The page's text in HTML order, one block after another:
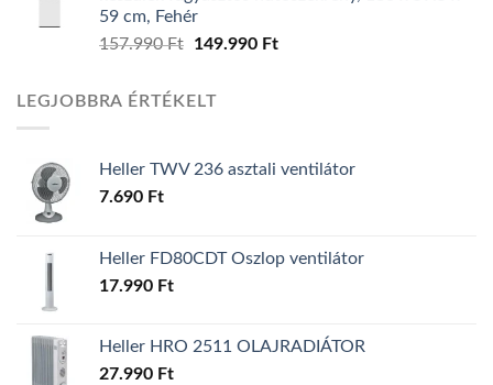
59 cm, Fehér
157.990Ft
Original
149.990 FtCurrent
LEGJOBBRA ÉRTÉKELT
Heller TWV 236 asztali ventilátor
7.690 Ft
Heller FD80CDT Oszlop ventilátor
17.990 Ft
Heller HRO 2511 OLAJRADIÁTOR
27.990 Ft